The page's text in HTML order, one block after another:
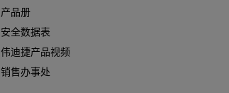
产品册
安全数据表
伟迪捷产品视频
销售办事处